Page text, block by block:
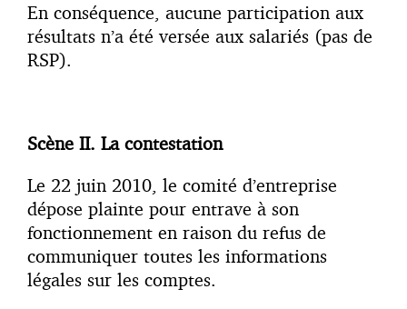
En conséquence, aucune participation aux
résultats n’a été versée aux salariés (pas de
RSP).
Scène II. La contestation
Le 22 juin 2010, le comité d’entreprise
dépose plainte pour entrave à son
fonctionnement en raison du refus de
communiquer toutes les informations
légales sur les comptes.